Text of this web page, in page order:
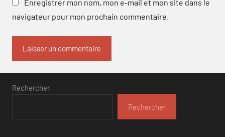
Enregistrer mon nom, mon e-mail et mon site dans le
navigateur pour mon prochain commentaire.
Rechercher
Rechercher